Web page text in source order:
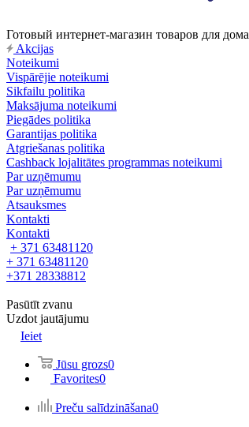
Готовый интернет-магазин товаров для дома
Akcijas
Noteikumi
Vispārējie noteikumi
Sikfailu politika
Maksājuma noteikumi
Piegādes politika
Garantijas politika
Atgriešanas politika
Cashback lojalitātes programmas noteikumi
Par uzņēmumu
Par uzņēmumu
Atsauksmes
Kontakti
Kontakti
+ 371 63481120
+ 371 63481120
+371 28338812
Pasūtīt zvanu
Uzdot jautājumu
Ieiet
Jūsu grozs0
Favorites0
Preču salīdzināšana0